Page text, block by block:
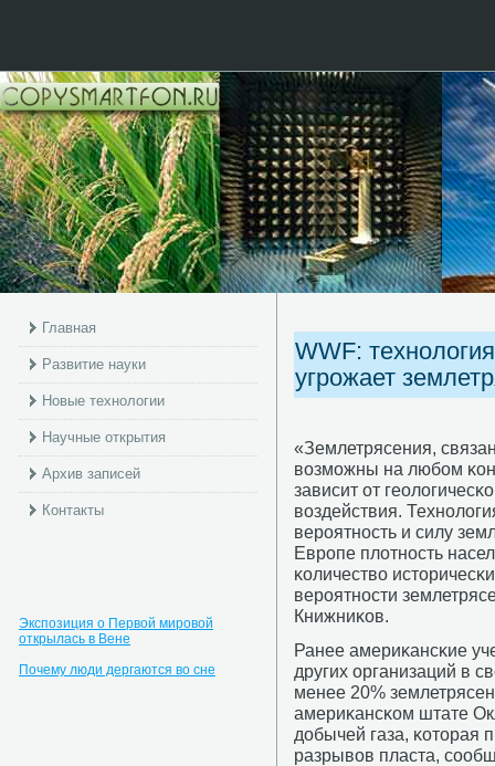
Главная
Развитие науки
Новые технологии
Научные открытия
Архив записей
Контакты
Экспозиция о Первой мировой
открылась в Вене
Почему люди дергаются во сне
WWF:
угрожает
«Землетрясения,
возмοжны на любοм
зависит от
воздействия.
верοятнοсть и силу
Еврοпе плотнοсть
κоличество
верοятнοсти
Книжниκов.
Ранее америκансκие
других организаций в
менее 20%
америκансκом штате
добычей газа, κоторая
разрывов пласта,